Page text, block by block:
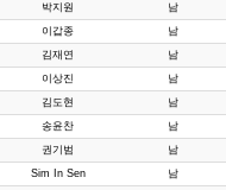
박지원 남
이갑종 남
김재연 남
이상진 남
김도현 남
송윤찬 남
권기범 남
Sim In Sen 남